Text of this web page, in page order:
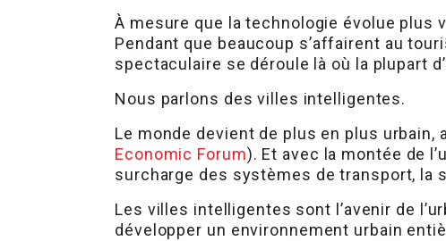
À mesure que la technologie évolue
Pendant que beaucoup s’affairent au
spectaculaire se déroule là où la plupart
Nous parlons des villes intelligentes.
Le monde devient de plus en plus
Economic Forum). Et avec la montée de
surcharge des systèmes de transport, la
Les villes intelligentes sont l’avenir de
développer un environnement urbain